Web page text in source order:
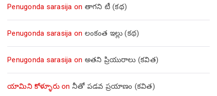
Penugonda sarasija on తాగని టీ (కథ)
Penugonda sarasija on లంకంత ఇల్లు (కథ)
Penugonda sarasija on అతని ప్రియురాలు (కవిత)
యామిని కోళ్ళూరుon నీతో పడవ ప్రయాణం (కవిత)